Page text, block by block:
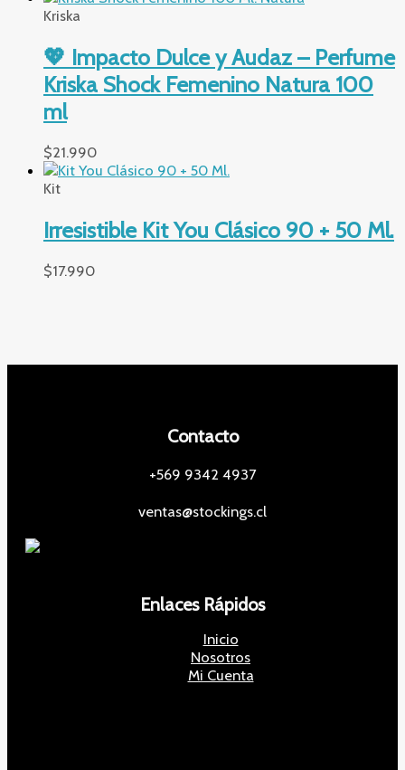
Kriska
💖 Impacto Dulce y Audaz – Perfume
Kriska Shock Femenino Natura 100
ml
$21.990
Kit
Irresistible Kit You Clásico 90 + 50 Ml.
$17.990
Contacto
+569 9342 4937
ventas@stockings.cl
Enlaces Rápidos
Inicio
Nosotros
Mi Cuenta